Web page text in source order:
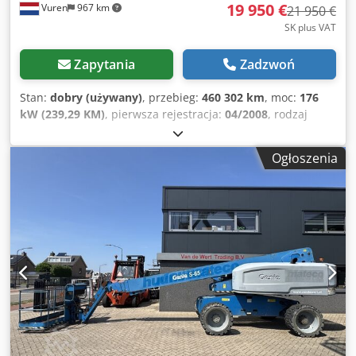
Vuren 967 km 19 950 €21 950 €
SK plus VAT
Zapytania Zadzwoń
Stan: dobry (używany), przebieg: 460 302 km, moc: 176
kW (239,29 KM), pierwsza rejestracja: 04/2008, rodzaj
, rozmiar opony:
osi:4x2, rozstaw osi:4 860 mm, paliwo:diesel, kolor:
, typ przekładni:
2 550 mm, całkowita wysokość:
3 500
, długość przestrzeni ładunkowej:5 200 mm
, szerokość
przestrzeni ładunkowej:
2 430 mm 2008,
Wyposażenie:
ABS, centralny zamek, elektryczne
sterowanie szybami, klimatyzacja, lusterko elektryczne,
tempomat, zaczep do przyczepy, żuraw, = Opcje
dodatkowe i wyposażenie = - Podgrzewane lusterka -
Cyfrowy tachograf - Tachograf (urządzenie kontrolne) -
Stała (siodło stałe) - Reflektor halogenowy - Manualna
Ogłoszenia